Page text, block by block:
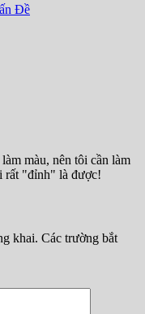
Đề
màu, nên tôi cần làm
rất "đỉnh" là được!
khai. Các trường bắt